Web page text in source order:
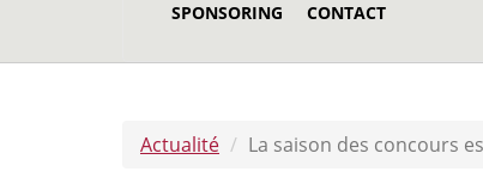
SPONSORING CONTACT
Actualité La saison des concours